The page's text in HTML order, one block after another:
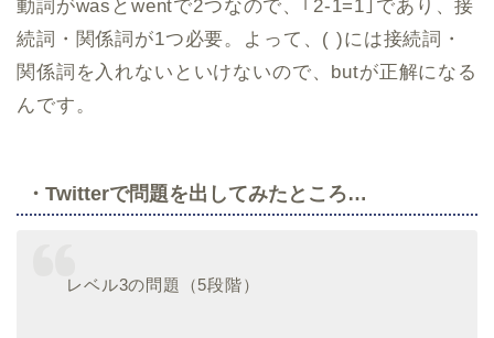
動詞がwasとwentで2つなので、｢2-1=1｣であり、接
続詞・関係詞が1つ必要。よって、( )には接続詞・
関係詞を入れないといけないので、butが正解になる
んです。
・Twitterで問題を出してみたところ…
レベル3の問題（5段階）